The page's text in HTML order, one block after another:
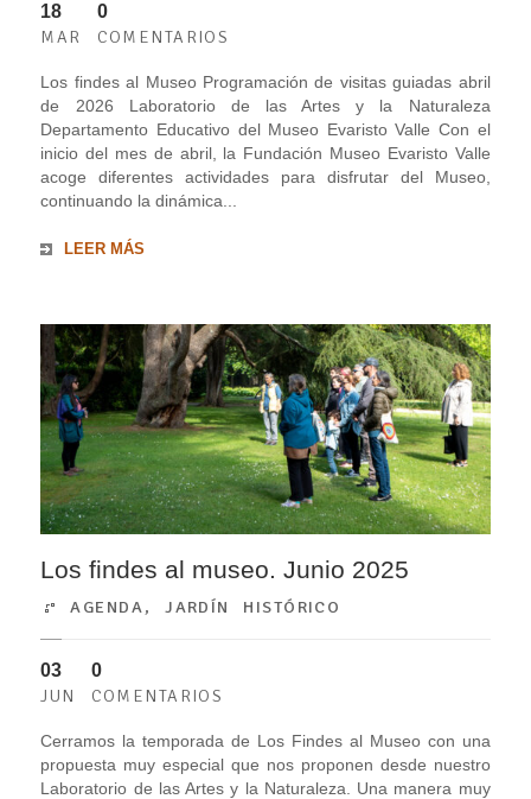
18
MAR
0
COMENTARIOS
Los findes al Museo Programación de visitas guiadas abril
de 2026 Laboratorio de las Artes y la Naturaleza
Departamento Educativo del Museo Evaristo Valle Con el
inicio del mes de abril, la Fundación Museo Evaristo Valle
acoge diferentes actividades para disfrutar del Museo,
continuando la dinámica...
LEER MÁS
Los findes al museo. Junio 2025
AGENDA,JARDÍN HISTÓRICO
03
JUN
0
COMENTARIOS
Cerramos la temporada de Los Findes al Museo con una
propuesta muy especial que nos proponen desde nuestro
Laboratorio de las Artes y la Naturaleza. Una manera muy